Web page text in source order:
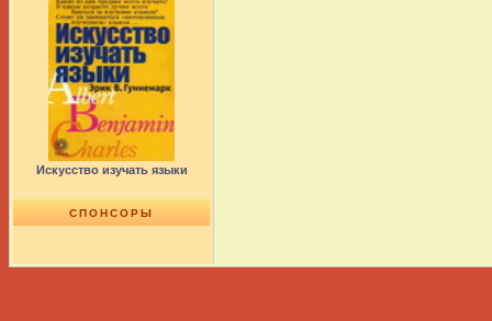
Искусство изучать языки
СПОНСОРЫ